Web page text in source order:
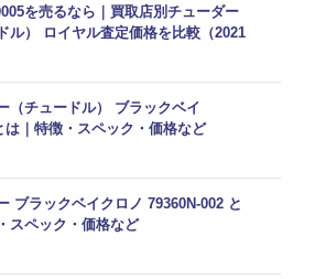
を売るなら｜買取店別チューダー
ル） ロイヤル査定価格を比較（2021
（チュードル） ブラックベイ
は｜特徴・スペック・価格など
ブラックベイクロノ 79360N-002 と
スペック・価格など